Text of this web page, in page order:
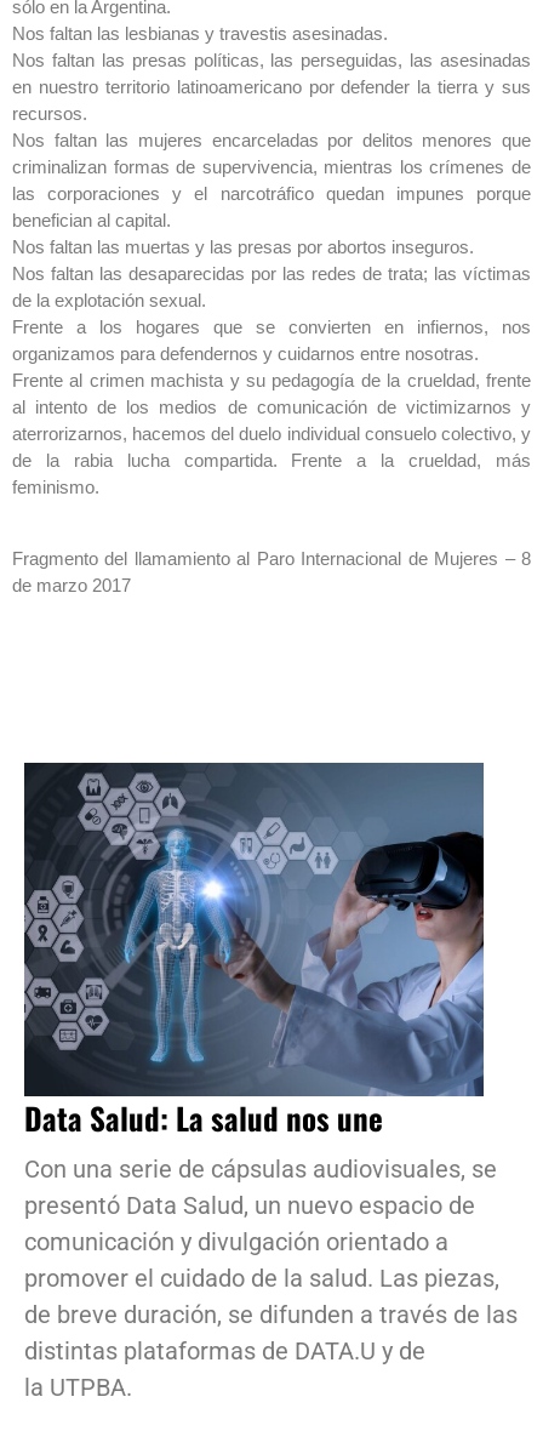
sólo en la Argentina.
Nos faltan las lesbianas y travestis asesinadas.
Nos faltan las presas políticas, las perseguidas, las asesinadas
en nuestro territorio latinoamericano por defender la tierra y sus
recursos.
Nos faltan las mujeres encarceladas por delitos menores que
criminalizan formas de supervivencia, mientras los crímenes de
las corporaciones y el narcotráfico quedan impunes porque
benefician al capital.
Nos faltan las muertas y las presas por abortos inseguros.
Nos faltan las desaparecidas por las redes de trata; las víctimas
de la explotación sexual.
Frente a los hogares que se convierten en infiernos, nos
organizamos para defendernos y cuidarnos entre nosotras.
Frente al crimen machista y su pedagogía de la crueldad, frente
al intento de los medios de comunicación de victimizarnos y
aterrorizarnos, hacemos del duelo individual consuelo colectivo, y
de la rabia lucha compartida. Frente a la crueldad, más
feminismo.
Fragmento del llamamiento al Paro Internacional de Mujeres – 8
de marzo 2017
Data Salud: La salud nos une
Con una serie de cápsulas audiovisuales, se
presentó Data Salud, un nuevo espacio de
comunicación y divulgación orientado a
promover el cuidado de la salud. Las piezas,
de breve duración, se difunden a través de las
distintas plataformas de DATA.U y de
la UTPBA.